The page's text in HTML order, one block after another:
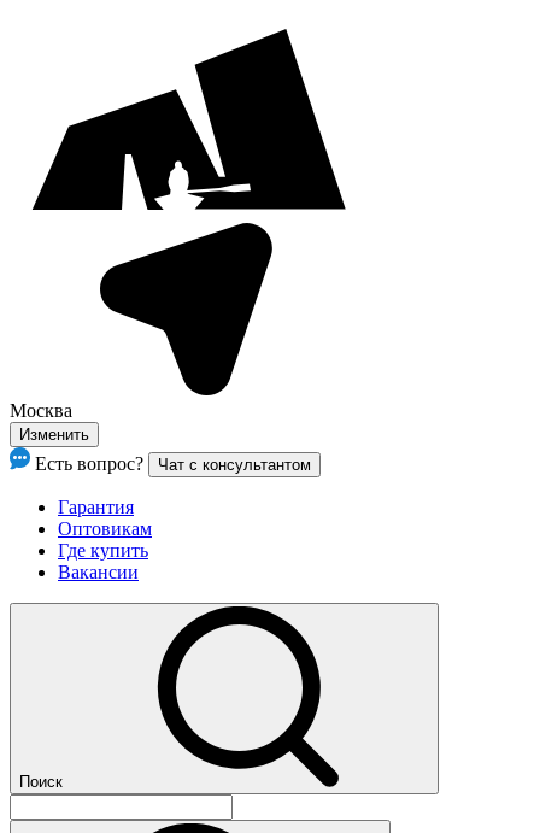
Москва
Изменить
Есть вопрос? Чат с консультантом
Гарантия
Оптовикам
Где купить
Вакансии
Поиск